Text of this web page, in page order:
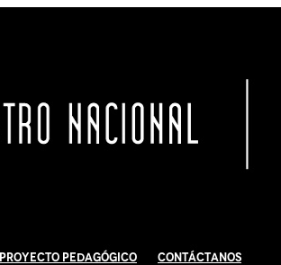
Proyecto Pedagógico Contáctanos